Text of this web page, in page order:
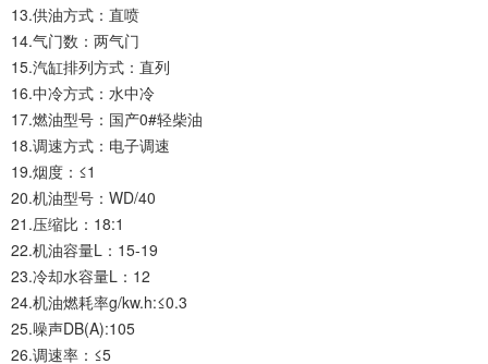
13.供油方式：直喷
14.气门数：两气门
15.汽缸排列方式：直列
16.中冷方式：水中冷
17.燃油型号：国产0#轻柴油
18.调速方式：电子调速
19.烟度：≤1
20.机油型号：WD/40
21.压缩比：18:1
22.机油容量L：15-19
23.冷却水容量L：12
24.机油燃耗率g/kw.h:≤0.3
25.噪声DB(A):105
26.调速率：≤5